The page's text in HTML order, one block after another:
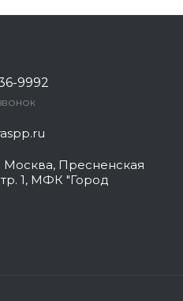
9992
Москва, Пресненская
1, МФК "Город